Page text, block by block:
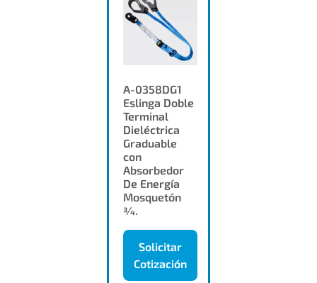
A-0358DG1
Eslinga Doble
Terminal
Dieléctrica
Graduable
con
Absorbedor
De Energía
Mosquetón
3⁄4.
Solicitar
Cotización